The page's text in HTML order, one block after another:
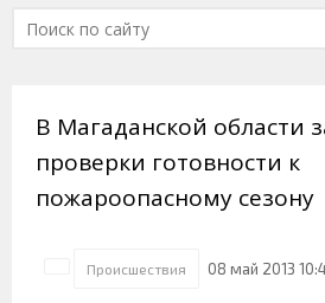
В Магаданской области
проверки готовности к
пожароопасному сезону
Происшествия 08 май 2013